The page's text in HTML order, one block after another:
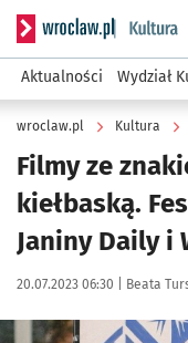
Serwis informacyjny
Aktualności Wydział
wroclaw.pl Kultura
Filmy ze
kiełbaską.
Janiny Daily i
Data publikacji:
20.07.2023 06:30 | Autor:
Beata
Kliknij, aby powiększyć